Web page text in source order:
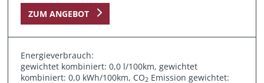
ZUM ANGEBOT
Energieverbrauch:
gewichtet kombiniert: 0,0 l/100km, gewichtet
kombiniert: 0,0 kWh/100km, CO2 Emission gewichtet: